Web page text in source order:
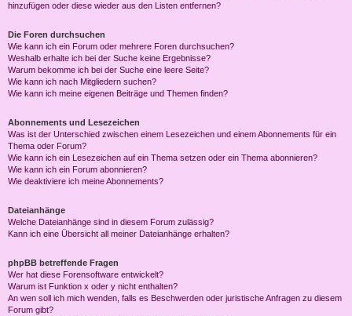
hinzufügen oder diese wieder aus den Listen entfernen?
Die Foren durchsuchen
Wie kann ich ein Forum oder mehrere Foren durchsuchen?
Weshalb erhalte ich bei der Suche keine Ergebnisse?
Warum bekomme ich bei der Suche eine leere Seite?
Wie kann ich nach Mitgliedern suchen?
Wie kann ich meine eigenen Beiträge und Themen finden?
Abonnements und Lesezeichen
Was ist der Unterschied zwischen einem Lesezeichen und einem Abonnements für ein
Thema oder Forum?
Wie kann ich ein Lesezeichen auf ein Thema setzen oder ein Thema abonnieren?
Wie kann ich ein Forum abonnieren?
Wie deaktiviere ich meine Abonnements?
Dateianhänge
Welche Dateianhänge sind in diesem Forum zulässig?
Kann ich eine Übersicht all meiner Dateianhänge erhalten?
phpBB betreffende Fragen
Wer hat diese Forensoftware entwickelt?
Warum ist Funktion x oder y nicht enthalten?
An wen soll ich mich wenden, falls es Beschwerden oder juristische Anfragen zu diesem
Forum gibt?